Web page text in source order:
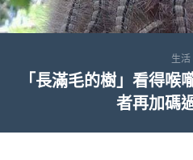
生活
「長滿毛的樹」看得
者再加碼